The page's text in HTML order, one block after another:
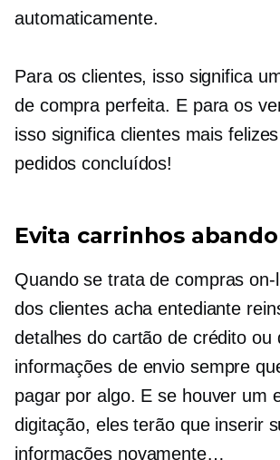
automaticamente.
Para os clientes, isso significa
de compra perfeita. E para os
isso significa clientes mais
pedidos concluídos!
Evita carrinhos
Quando se trata de compras
dos clientes acha entediante
detalhes do cartão de crédito ou
informações de envio sempre
pagar por algo. E se houver um
digitação, eles terão que inserir
informações novamente…